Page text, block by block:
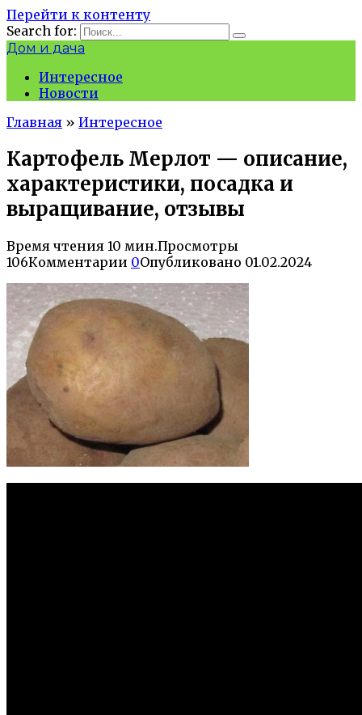
Перейти к контенту
Search for:
Дом и дача
Интересное
Новости
Главная » Интересное
Картофель Мерлот — описание,
характеристики, посадка и
выращивание, отзывы
Время чтения 10 мин.Просмотры
106Комментарии 0Опубликовано 01.02.2024